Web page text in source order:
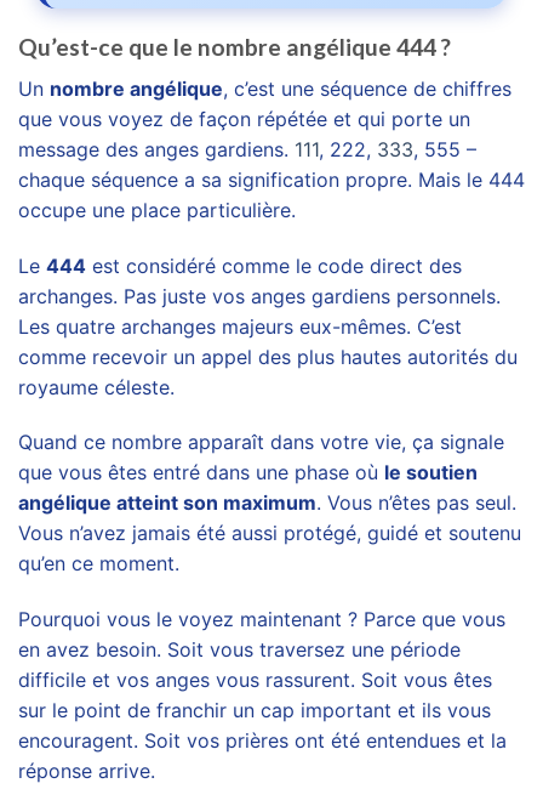
Qu’est-ce que le nombre angélique 444 ?
Un nombre angélique, c’est une séquence de chiffres
que vous voyez de façon répétée et qui porte un
message des anges gardiens. 111, 222, 333, 555 –
chaque séquence a sa signification propre. Mais le 444
occupe une place particulière.
Le 444 est considéré comme le code direct des
archanges. Pas juste vos anges gardiens personnels.
Les quatre archanges majeurs eux-mêmes. C’est
comme recevoir un appel des plus hautes autorités du
royaume céleste.
Quand ce nombre apparaît dans votre vie, ça signale
que vous êtes entré dans une phase où le soutien
angélique atteint son maximum. Vous n’êtes pas seul.
Vous n’avez jamais été aussi protégé, guidé et soutenu
qu’en ce moment.
Pourquoi vous le voyez maintenant ? Parce que vous
en avez besoin. Soit vous traversez une période
difficile et vos anges vous rassurent. Soit vous êtes
sur le point de franchir un cap important et ils vous
encouragent. Soit vos prières ont été entendues et la
réponse arrive.